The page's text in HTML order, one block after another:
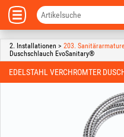
2. Installationen > 203.
Duschschlauch EvoSanitary®
EDELSTAHL VERCHROMTER